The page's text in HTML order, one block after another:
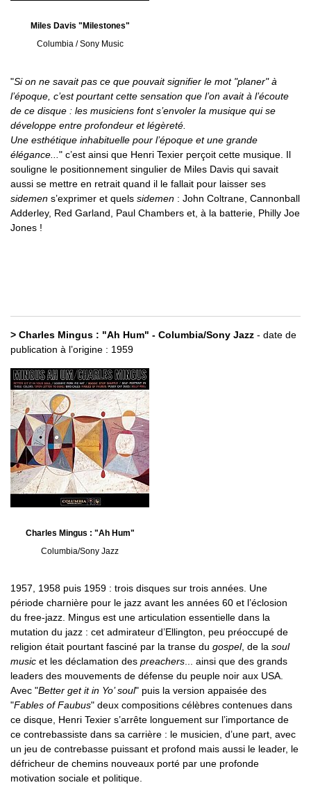
Miles Davis "Milestones"
Columbia / Sony Music
"Si on ne savait pas ce que pouvait signifier le mot "planer" à
l’époque, c’est pourtant cette sensation que l’on avait à l’écoute
de ce disque : les musiciens font s’envoler la musique qui se
développe entre profondeur et légèreté.
Une esthétique inhabituelle pour l’époque et une grande
élégance... " c’est ainsi que Henri Texier perçoit cette musique. Il
souligne le positionnement singulier de Miles Davis qui savait
aussi se mettre en retrait quand il le fallait pour laisser ses
sidemen s’exprimer et quels sidemen : John Coltrane, Cannonball
Adderley, Red Garland, Paul Chambers et, à la batterie, Philly Joe
Jones !
> Charles Mingus : "Ah Hum" - Columbia/Sony Jazz - date de
publication à l’origine : 1959
Charles Mingus : "Ah Hum"
Columbia/Sony Jazz
1957, 1958 puis 1959 : trois disques sur trois années. Une
période charnière pour le jazz avant les années 60 et l’éclosion
du free-jazz. Mingus est une articulation essentielle dans la
mutation du jazz : cet admirateur d’Ellington, peu préoccupé de
religion était pourtant fasciné par la transe du gospel, de la soul
music et les déclamation des preachers... ainsi que des grands
leaders des mouvements de défense du peuple noir aux USA.
Avec "Better get it in Yo’ soul" puis la version appaisée des
"Fables of Faubus" deux compositions célèbres contenues dans
ce disque, Henri Texier s’arrête longuement sur l’importance de
ce contrebassiste dans sa carrière : le musicien, d’une part, avec
un jeu de contrebasse puissant et profond mais aussi le leader, le
défricheur de chemins nouveaux porté par une profonde
motivation sociale et politique.